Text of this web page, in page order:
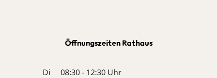
Öffnungszeiten Rathaus
Di
08:30 - 12:30 Uhr